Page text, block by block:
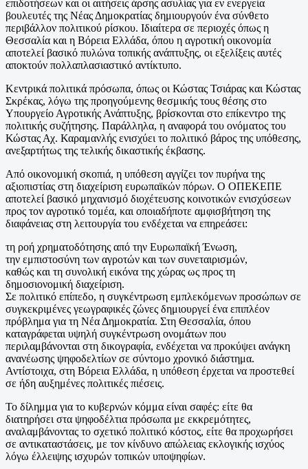
επιδοτήσεων και οι αιτήσεις άρσης ασυλίας για εν ενεργεία
βουλευτές της Νέας Δημοκρατίας δημιουργούν ένα σύνθετο
περιβάλλον πολιτικού ρίσκου. Ιδιαίτερα σε περιοχές όπως η
Θεσσαλία και η Βόρεια Ελλάδα, όπου η αγροτική οικονομία
αποτελεί βασικό πυλώνα τοπικής ανάπτυξης, οι εξελίξεις αυτές
αποκτούν πολλαπλασιαστικό αντίκτυπο.
Κεντρικά πολιτικά πρόσωπα, όπως οι Κώστας Τσιάρας και Κώστας
Σκρέκας, λόγω της προηγούμενης θεσμικής τους θέσης στο
Υπουργείο Αγροτικής Ανάπτυξης, βρίσκονται στο επίκεντρο της
πολιτικής συζήτησης. Παράλληλα, η αναφορά του ονόματος του
Κώστας Αχ. Καραμανλής ενισχύει το πολιτικό βάρος της υπόθεσης,
ανεξαρτήτως της τελικής δικαστικής έκβασης.
Από οικονομική σκοπιά, η υπόθεση αγγίζει τον πυρήνα της
αξιοπιστίας στη διαχείριση ευρωπαϊκών πόρων. Ο ΟΠΕΚΕΠΕ
αποτελεί βασικό μηχανισμό διοχέτευσης κοινοτικών ενισχύσεων
προς τον αγροτικό τομέα, και οποιαδήποτε αμφισβήτηση της
διαφάνειας στη λειτουργία του ενδέχεται να επηρεάσει:
τη ροή χρηματοδότησης από την Ευρωπαϊκή Ένωση,
την εμπιστοσύνη των αγροτών και των συνεταιρισμών,
καθώς και τη συνολική εικόνα της χώρας ως προς τη
δημοσιονομική διαχείριση.
Σε πολιτικό επίπεδο, η συγκέντρωση εμπλεκόμενων προσώπων σε
συγκεκριμένες γεωγραφικές ζώνες δημιουργεί ένα επιπλέον
πρόβλημα για τη Νέα Δημοκρατία. Στη Θεσσαλία, όπου
καταγράφεται υψηλή συγκέντρωση ονομάτων που
περιλαμβάνονται στη δικογραφία, ενδέχεται να προκύψει ανάγκη
ανανέωσης ψηφοδελτίων σε σύντομο χρονικό διάστημα.
Αντίστοιχα, στη Βόρεια Ελλάδα, η υπόθεση έρχεται να προστεθεί
σε ήδη αυξημένες πολιτικές πιέσεις.
Το δίλημμα για το κυβερνών κόμμα είναι σαφές: είτε θα
διατηρήσει στα ψηφοδέλτια πρόσωπα με εκκρεμότητες,
αναλαμβάνοντας το σχετικό πολιτικό κόστος, είτε θα προχωρήσει
σε αντικαταστάσεις, με τον κίνδυνο απώλειας εκλογικής ισχύος
λόγω έλλειψης ισχυρών τοπικών υποψηφίων.